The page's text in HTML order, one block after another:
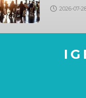
2026-07-